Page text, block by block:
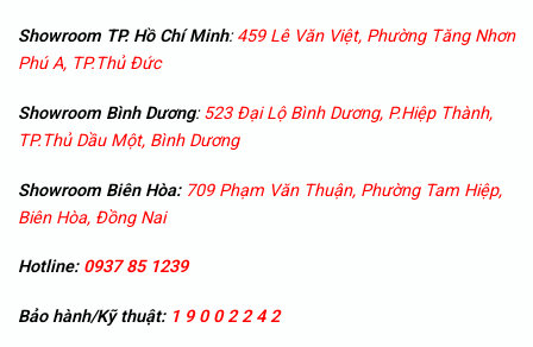
Showroom TP. Hồ Chí Minh:459 Lê Văn Việt, Phường Tăng Nhơn
Phú A, TP.Thủ Đức
Showroom Bình Dương:523 Đại Lộ Bình Dương, P.Hiệp Thành,
TP.Thủ Dầu Một, Bình Dương
Showroom Biên Hòa: 709 Phạm Văn Thuận, Phường Tam Hiệp,
Biên Hòa, Đồng Nai
Hotline:0937 85 1239
Bảo hành/Kỹ thuật: 1 9 0 0 2 2 4 2